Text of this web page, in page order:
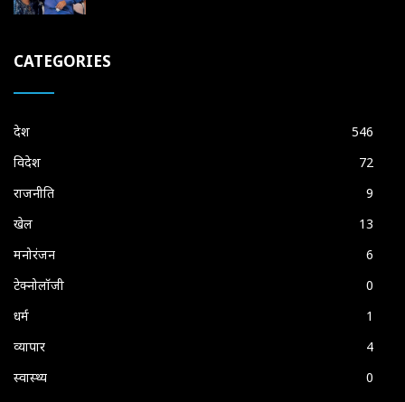
CATEGORIES
देश
546
विदेश
72
राजनीति
9
खेल
13
मनोरंजन
6
टेक्नोलॉजी
0
धर्म
1
व्यापार
4
स्वास्थ्य
0